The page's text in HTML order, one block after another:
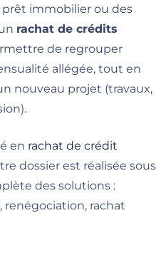
prêt immobilier ou des
rachat de crédits
de regrouper
allégée, tout en
nouveau projet (travaux,
en rachat de crédit
dossier est réalisée sous
des solutions :
rachat